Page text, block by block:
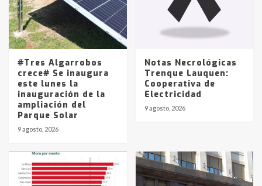
Los precios de los combustibles en
La Pampa, desde YPF hasta Axion
entre 857 a 1338 pesos
#Tres Algarrobos
crece# Se inaugura
este lunes la
inauguración de la
ampliación del
Parque Solar
9 agosto, 2026
Notas Necrológicas
Trenque Lauquen:
Cooperativa de
Electricidad
9 agosto, 2026